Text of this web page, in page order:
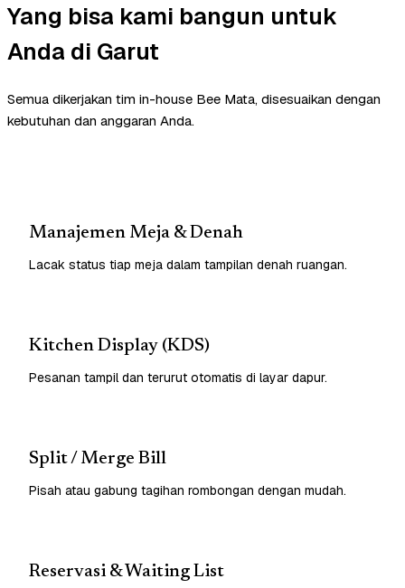
Yang bisa kami bangun untuk
Anda di Garut
Semua dikerjakan tim in-house Bee Mata, disesuaikan dengan
kebutuhan dan anggaran Anda.
Manajemen Meja & Denah
Lacak status tiap meja dalam tampilan denah ruangan.
Kitchen Display (KDS)
Pesanan tampil dan terurut otomatis di layar dapur.
Split / Merge Bill
Pisah atau gabung tagihan rombongan dengan mudah.
Reservasi & Waiting List